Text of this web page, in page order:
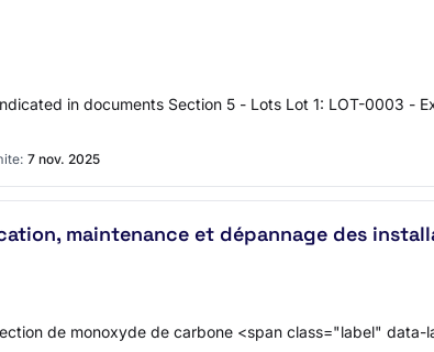
in documents Section 5 - Lots Lot 1: LOT-0003 -
7 nov. 2025
maintenance et dépannage des
de monoxyde de carbone <span class="label" data-